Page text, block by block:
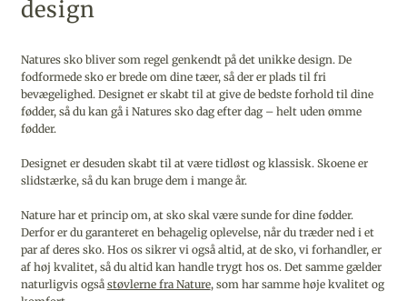
design
Natures sko bliver som regel genkendt på det unikke design. De
fodformede sko er brede om dine tæer, så der er plads til fri
bevægelighed. Designet er skabt til at give de bedste forhold til dine
fødder, så du kan gå i Natures sko dag efter dag – helt uden ømme
fødder.
Designet er desuden skabt til at være tidløst og klassisk. Skoene er
slidstærke, så du kan bruge dem i mange år.
Nature har et princip om, at sko skal være sunde for dine fødder.
Derfor er du garanteret en behagelig oplevelse, når du træder ned i et
par af deres sko. Hos os sikrer vi også altid, at de sko, vi forhandler, er
af høj kvalitet, så du altid kan handle trygt hos os. Det samme gælder
naturligvis også støvlerne fra Nature, som har samme høje kvalitet og